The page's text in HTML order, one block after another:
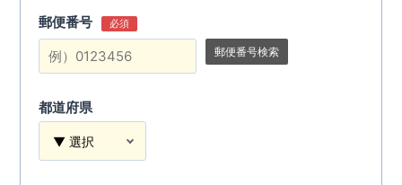
郵便番号 必須
郵便番号検索
都道府県